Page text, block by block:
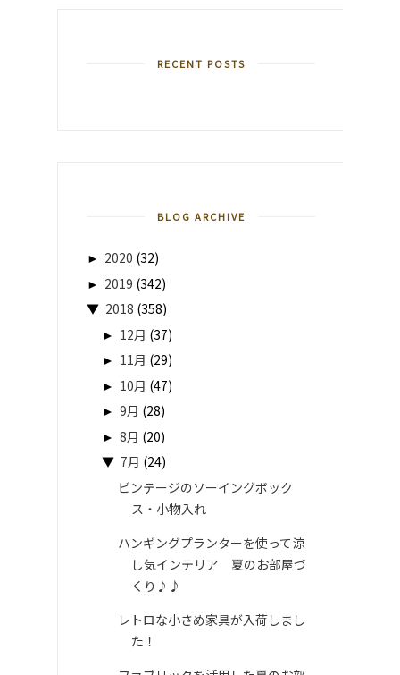
RECENT POSTS
BLOG ARCHIVE
► 2020 (32)
► 2019 (342)
▼ 2018 (358)
► 12月 (37)
► 11月 (29)
► 10月 (47)
► 9月 (28)
► 8月 (20)
▼ 7月 (24)
ビンテージのソーイングボック
ス・小物入れ
ハンギングプランターを使って涼
し気インテリア 夏のお部屋づ
くり♪♪
レトロな小さめ家具が入荷しまし
た！